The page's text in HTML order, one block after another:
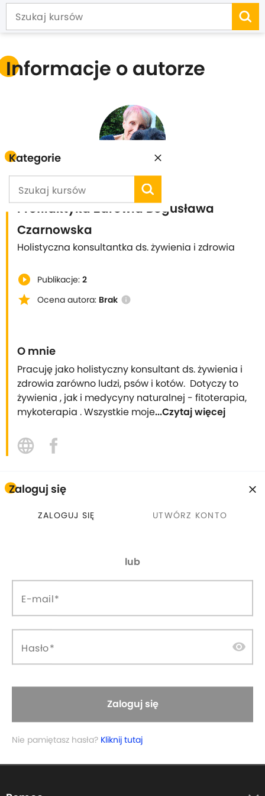
Kategorie
Zaloguj się
ZALOGUJ SIĘ UTWÓRZ KONTO
lub
E-mail
Hasło visibility
Zaloguj się
Nie pamiętasz hasła? Kliknij tutaj
Informacje o autorze
Profilaktyka Zdrowia Bogusława
Czarnowska
Holistyczna konsultantka ds. żywienia i zdrowia
play_circle_filled Publikacje: 2
star Ocena autora: Brak info
O mnie
Pracuję jako holistyczny konsultant ds. żywienia i
zdrowia zarówno ludzi, psów i kotów.  Dotyczy to
żywienia , jak i medycyny naturalnej - fitoterapia,
mykoterapia . Wszystkie moje...Czytaj więcej
Wszystkie kursy
Zapisz się do newslettera: